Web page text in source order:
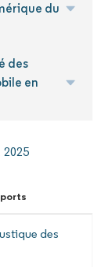
du
des
en
2025
des